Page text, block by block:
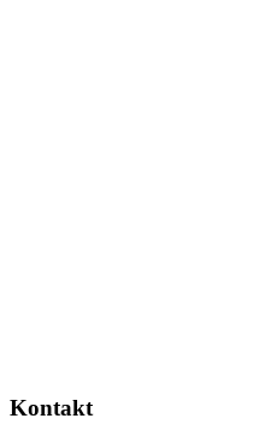
Kontakt